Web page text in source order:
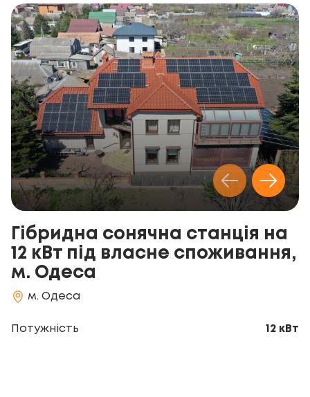
Гібридна сонячна станція на
12 кВт під власне споживання,
м. Одеса
м. Одеса
Потужність 12 кВт